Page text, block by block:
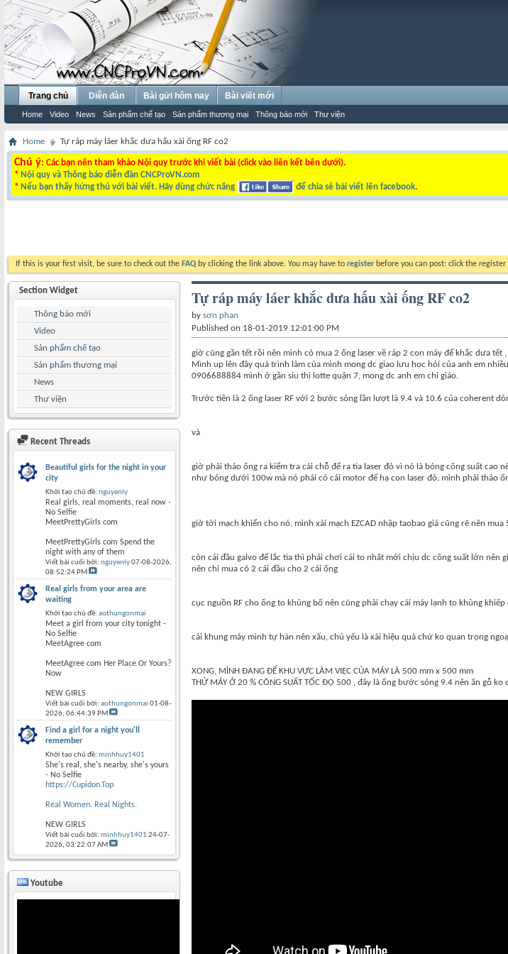
Trang chủ
Home Video News Sản phẩm chế tạo Sản phẩm thương mại Thông báo mới Thư viện
Diễn đàn Bài gửi hôm nay Bài viết mới
Home Tự ráp máy láer khắc dưa hấu xài ống RF co2
Chú ý: Các bạn nên tham khảo Nội quy trước khi viết bài (click vào liên kết bên dưới).
* Nội quy và Thông báo diễn đàn CNCProVN.com
* Nếu bạn thấy hứng thú với bài viết. Hãy dùng chức năng để chia sẻ bài viết lên facebook.
If this is your first visit, be sure to check out the FAQ by clicking the link above. You may have to register before you can post: click the
Tự ráp máy láer khắc dưa hấu xài ống RF co2
by sơn phan
Published on 18-01-2019 12:01:00 PM
giờ cũng gần tết rồi nên mình có mua 2 ống laser về ráp 2 con máy để khắc dưa tết
Mình up lên đây quá trình làm của mình mong dc giao lưu học hỏi của anh em
0906688884 mình ở gần siu thị lotte quận 7, mong dc anh em chỉ giáo.
Trước tiên là 2 ống laser RF với 2 bước sóng lần lượt là 9.4 và 10.6 của coherent
và
giờ phải tháo ống ra kiểm tra cái chỗ để ra tia laser đỏ vì nó là bóng công suất cao
như bóng dưới 100w mà nó phải có cái motor để hạ con laser đỏ, mình phải tháo
giờ tới mạch khiển cho nó, mình xài mạch EZCAD nhập taobao giá cũng rẽ nên mua
còn cái đầu galvo để lắc tia thì phải chơi cái to nhất mới chịu dc công suất lớn nên
nên chỉ mua có 2 cái đầu cho 2 cái ống
cục nguồn RF cho ống to khủng bố nên cũng phải chạy cái máy lạnh to khủng khiếp
cái khung máy mình tự hàn nên xấu, chủ yếu là xài hiệu quả chứ ko quan trọng
XONG, MÌNH ĐANG ĐỂ KHU VỰC LÀM VIỆC CỦA MÁY LÀ 500 mm x 500 mm
THỬ MÁY Ở 20 % CÔNG SUẤT TỐC ĐỘ 500 , đây là ống bước sóng 9.4 nên ăn gỗ
Section Widget
Thông báo mới
Video
Sản phẩm chế tạo
Sản phẩm thương mại
News
Thư viện
Recent Threads
Beautiful girls for the night in your
city
Khởi tạo chủ đề: nguyenly
Real girls, real moments, real now -
No Selfie
MeetPrettyGirls com
MeetPrettyGirls com Spend the
night with any of them
Viết bài cuối bởi: nguyenly07-08-2026,
08:52:24 PM
Real girls from your area are
waiting
Khởi tạo chủ đề: aothungonmai
Meet a girl from your city tonight -
No Selfie
MeetAgree com
MeetAgree com Her Place Or Yours?
Now
NEW GIRLS
Viết bài cuối bởi: aothungonmai 01-08-
2026, 06:44:39 PM
Find a girl for a night you'll
remember
Khởi tạo chủ đề: minhhuy1401
She's real, she's nearby, she's yours
- No Selfie
https://Cupidon.Top
Real Women. Real Nights.
NEW GIRLS
Viết bài cuối bởi: minhhuy1401 24-07-
2026, 03:22:07 AM
Youtube